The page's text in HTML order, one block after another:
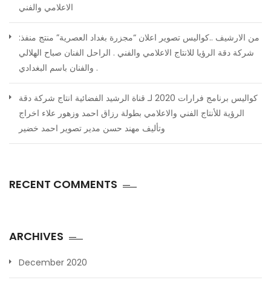
الاعلامي والفني
من الارشيف ..كواليس تصوير اعلان “مجزرة بغداد العصرية” منتج منفذ:
شركة دقة الرؤيا للانتاج الاعلامي والفني . الراحل الفنان صباح الهلالي
والفنان باسم البغدادي .
كواليس برنامج فرارات 2020 لـ قناة الرشيد الفضائية انتاج شركة دقة
الرؤية للأنتاج الفني والاعلامي بطولة رزاق احمد وزهور علاء اخراج
وتأليف مهند حسن مدير تصوير احمد خضير
RECENT COMMENTS
ARCHIVES
December 2020